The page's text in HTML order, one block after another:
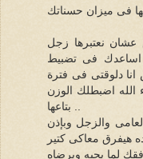
عشان نعتبرها زجل
اساعدك فى تضبيط
دلوقتى فى فترة
10 ايام .. ان شاء الله اضبطلك الوزن
والزجل وبإذن
لما يحبه ويرضاه